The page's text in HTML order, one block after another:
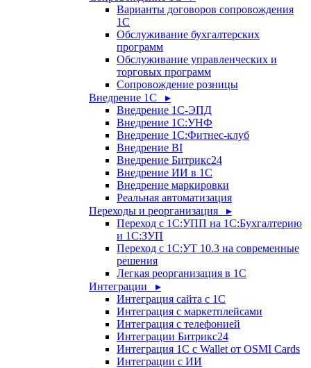
Варианты договоров сопровождения
1С
Обслуживание бухгалтерских
программ
Обслуживание управленческих и
торговых программ
Сопровождение розницы
Внедрение 1С ▸
Внедрение 1С-ЭПД
Внедрение 1С:УНФ
Внедрение 1С:Фитнес-клуб
Внедрение BI
Внедрение Битрикс24
Внедрение ИИ в 1С
Внедрение маркировки
Реальная автоматизация
Переходы и реорганизация ▸
Переход с 1С:УПП на 1С:Бухгалтерию
и 1С:ЗУП
Переход с 1С:УТ 10.3 на современные
решения
Легкая реорганизация в 1С
Интеграции ▸
Интеграция сайта с 1С
Интеграция с маркетплейсами
Интеграция с телефонией
Интеграции Битрикс24
Интеграция 1С с Wallet от OSMI Cards
Интеграции с ИИ